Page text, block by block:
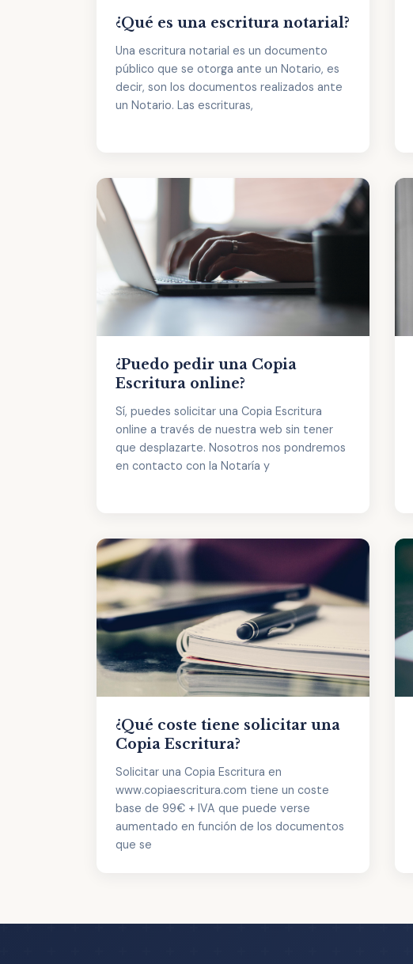
¿Qué es una escritura notarial?
Una escritura notarial es un documento
público que se otorga ante un Notario, es
decir, son los documentos realizados ante
un Notario. Las escrituras,
¿Puedo pedir una Copia
Escritura online?
Sí, puedes solicitar una Copia Escritura
online a través de nuestra web sin tener
que desplazarte. Nosotros nos pondremos
en contacto con la Notaría y
¿Qué coste tiene solicitar una
Copia Escritura?
Solicitar una Copia Escritura en
www.copiaescritura.com tiene un coste
base de 99€ + IVA que puede verse
aumentado en función de los documentos
que se